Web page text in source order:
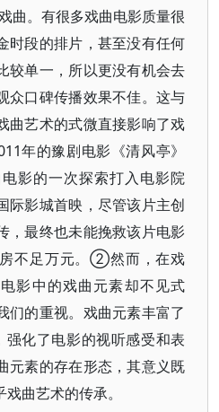
曲。有很多戏曲电影质量很
时段的排片，甚至没有任何
较单一，所以更没有机会去
众口碑传播效果不佳。这与
曲艺术的式微直接影响了戏
年的豫剧电影《清风亭》
影的一次探索打入电影院
际影城首映，尽管该片主创
，最终也未能挽救该片电影
不足万元。②然而，在戏
影中的戏曲元素却不见式
们的重视。戏曲元素丰富了
强化了电影的视听感受和表
元素的存在形态，其意义既
曲艺术的传承。